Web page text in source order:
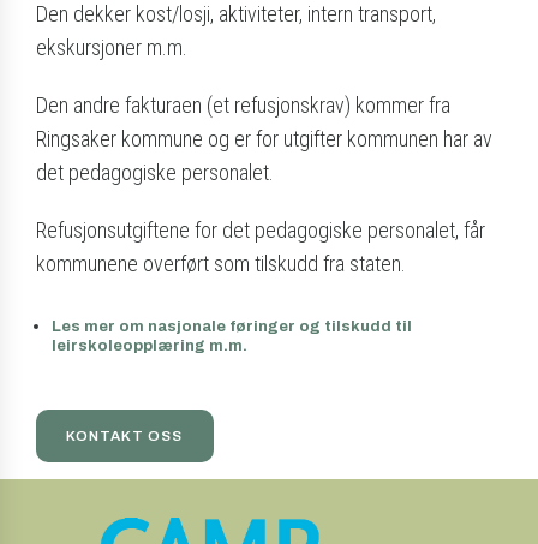
Den dekker kost/losji, aktiviteter, intern transport,
ekskursjoner m.m.
Den andre fakturaen (et refusjonskrav) kommer fra
Ringsaker kommune og er for utgifter kommunen har av
det pedagogiske personalet.
Refusjonsutgiftene for det pedagogiske personalet, får
kommunene overført som tilskudd fra staten.
Les mer om nasjonale føringer og tilskudd til
leirskoleopplæring m.m.
KONTAKT OSS